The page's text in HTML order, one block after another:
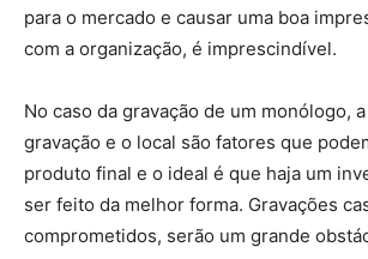
para o mercado e causar uma boa
com a organização, é imprescindível.
No caso da gravação de um monólogo,
gravação e o local são fatores que
produto final e o ideal é que haja um
ser feito da melhor forma. Gravações
comprometidos, serão um grande